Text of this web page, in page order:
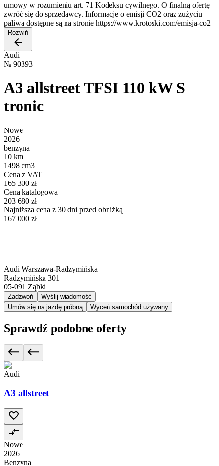
umowy w rozumieniu art. 71 Kodeksu cywilnego. O finalną ofertę
zwróć się do sprzedawcy. Informacje o emisji CO2 oraz zużyciu
paliwa dostępne są na stronie https://www.krotoski.com/emisja-co2
Rozwiń
Audi
№ 90393
A3 allstreet TFSI 110 kW S
tronic
Nowe
2026
benzyna
10 km
1498 cm3
Cena z VAT
165 300 zł
Cena katalogowa
203 680 zł
Najniższa cena z 30 dni przed obniżką
167 000 zł
Audi Warszawa-Radzymińska
Radzymińska 301
05-091 Ząbki
Zadzwoń
Wyślij wiadomość
Umów się na jazdę próbną
Wyceń samochód używany
Sprawdź podobne oferty
Audi
A3 allstreet
Nowe
2026
Benzyna